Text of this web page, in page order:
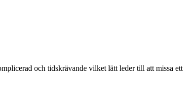
och tidskrävande vilket lätt leder till att missa ett